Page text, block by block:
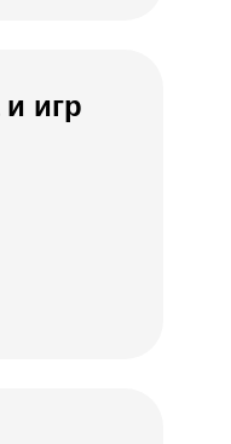
игр